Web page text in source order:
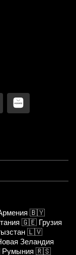
🇧🇾
🇬🇪 Грузия
🇱🇻
Зеландия
Румыния 🇷🇸